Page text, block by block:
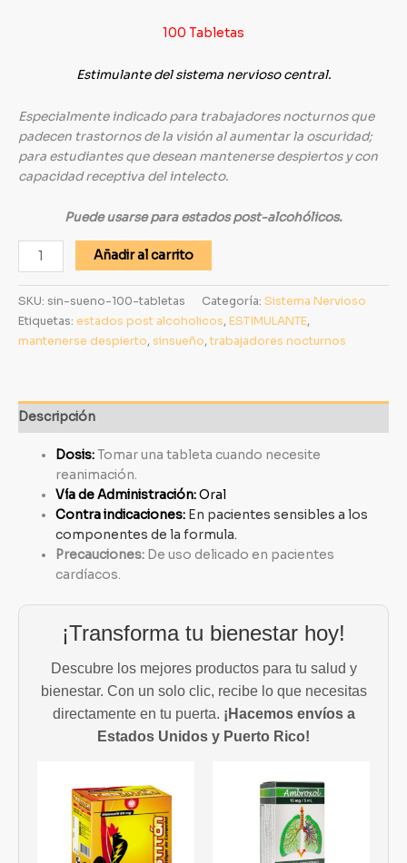
100 Tabletas
Estimulante del sistema nervioso central.
Especialmente indicado para trabajadores nocturnos que
padecen trastornos de la visión al aumentar la oscuridad;
para estudiantes que desean mantenerse despiertos y con
capacidad receptiva del intelecto.
Puede usarse para estados post-alcohólicos.
Añadir al carrito
SKU: sin-sueno-100-tabletas Categoría: Sistema Nervioso
Etiquetas: estados post alcoholicos, ESTIMULANTE,
mantenerse despierto, sinsueño,trabajadores nocturnos
Descripción
Dosis:Tomar una tableta cuando necesite
reanimación.
Vía de Administración:Oral
Contra indicaciones: En pacientes sensibles a los
componentes de la formula.
Precauciones: De uso delicado en pacientes
cardíacos.
¡Transforma tu bienestar hoy!
Descubre los mejores productos para tu salud y
bienestar. Con un solo clic, recibe lo que necesitas
directamente en tu puerta. ¡Hacemos envíos a
Estados Unidos y Puerto Rico!